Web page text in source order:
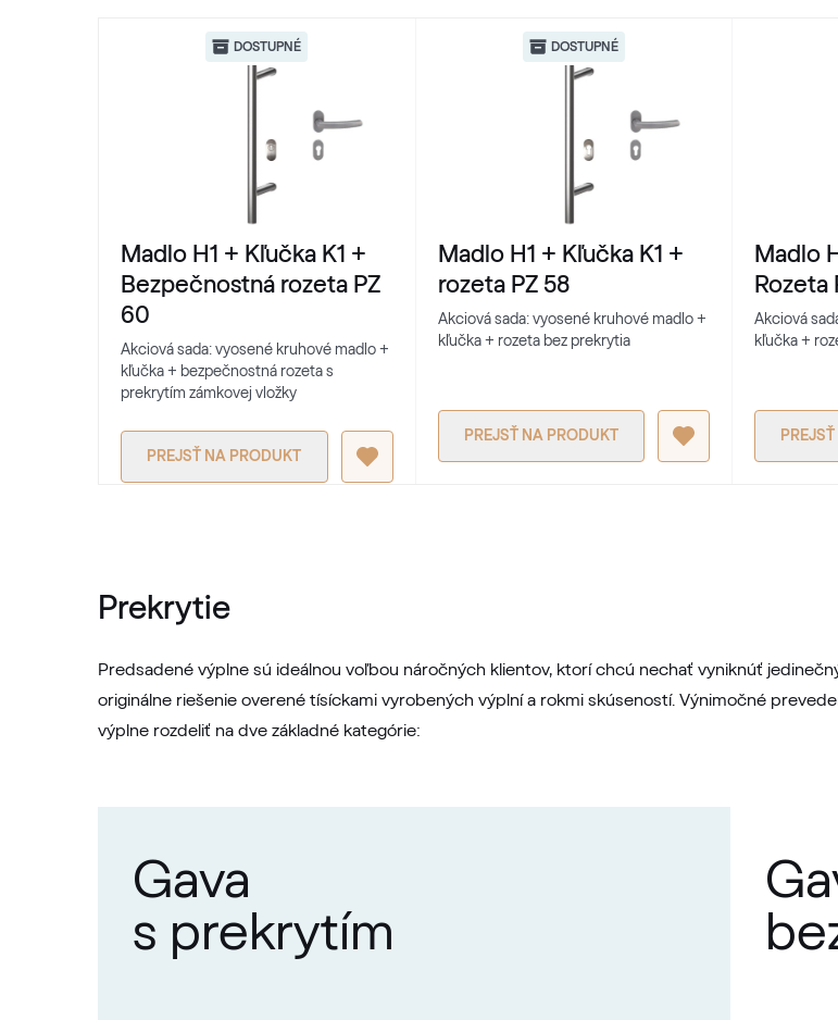
DOSTUPNÉ
Madlo H1 + Kľučka K1 +
Bezpečnostná rozeta PZ
60
Akciová sada: vyosené kruhové madlo +
kľučka + bezpečnostná rozeta s
prekrytím zámkovej vložky
PREJSŤ NA PRODUKT
DOSTUPNÉ
Madlo H1 + Kľučka K1 +
rozeta PZ 58
Akciová sada: vyosené kruhové madlo +
kľučka + rozeta bez prekrytia
PREJSŤ NA PRODUKT
Madlo
Rozeta
Akciová
kľučka +
PREJSŤ
Prekrytie
Predsadené výplne sú ideálnou voľbou náročných klientov, ktorí chcú nechať vyniknúť
originálne riešenie overené tísíckami vyrobených výplní a rokmi skúseností. Výnimočné
výplne rozdeliť na dve základné kategórie:
Gava
s prekrytím